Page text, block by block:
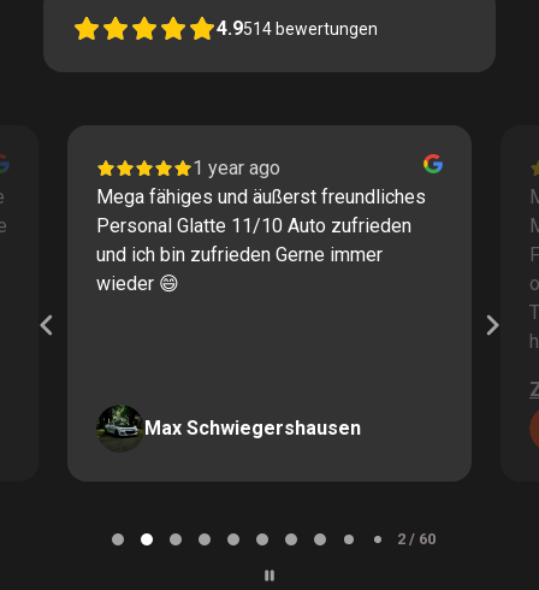
4.9514 bewertungen
1 year ago
Mega fähiges und äußerst freundliches
Personal Glatte 11/10 Auto zufrieden
und ich bin zufrieden Gerne immer
wieder 😄
Max Schwiegershausen
2 / 60